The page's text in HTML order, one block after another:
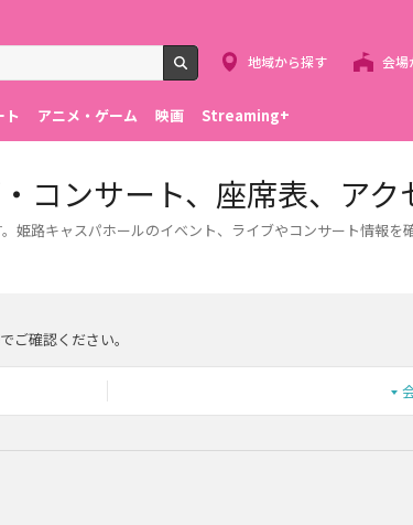
検索
地域から探す 会場
ト アニメ・ゲーム 映画 Streaming+
コンサート、座席表、アク
姫路キャスパホールのイベント、ライブやコンサート情報を
確認ください。